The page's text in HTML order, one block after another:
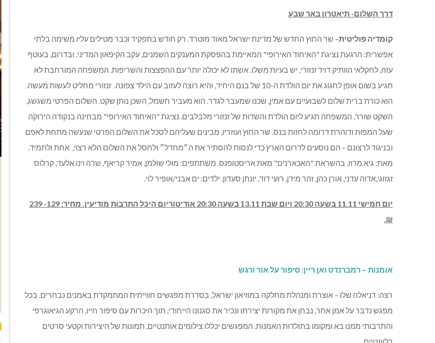
דרך השלום- תיאטרון באר שבע
קומדיה פוליטית– שר החוץ החדש של מדינת ישראל מאוד מוטרד. רק חודש בתפקיד וכבר מטילים עליו משימה בלתי
אפשרית: הרגעת נציגת "האיחוד האירופי" המאיימת בהפסקת המענקים השמנים, עקב הקיפאון המדיני. ובדרום, בעוטף
עזה, לחקלאי הוותיק דויד זנזורי, יש בעיות משלו. אשתו לא יכולה יותר עם ההפצצות והשריפות. המשפחה המורחבת לא
תגיע בשום אופן לחגוג את יום הולדת ה-10 של בנם היחיד, והיא רוצה לעזוב עם הילד צפונה. זנזורי מחליט לעשות מעשה.
הוא כורת ברית שלום לשבועיים עם אמין, שכנו שמעבר לגדר. הוא מעביר חשמל, השכן נותן שקט. השלום הפרטי משגשג,
השקט שורר, המשפחה תגיע ליום הולדת והשדות של זנזורי מלבלבים. נציגת "האיחוד האירופי" מבחינה בנקודה הירוקה
שעל המפות ודוהרת דרומה לחזות בנס. שר החוץ ועוזריו, מבינים שעליהם לסכל את השלום הפרטי שנעשה מתחת לאפם
ובניגוד לרצונם – הם נוסעים לדרום הארץ כדי לנסות להסתיר את ה״מחדל״ ולחסל את השלום הלא רצוי, אחת ולתמיד.
מאת: גיא מרוז, בהשראת "האכארנים" מאת אריסטופנס. משתתפים: מולי שולמן, אמיר קריאף, שרה וינו אלעד, קרלוס
זגזוגי,אדוה עדני, אורן כהן, זהר מידן, רועי דוד, יונתן סעדון. ילדים: ים אבני/אופיר לוי.
יום חמישי 11.11 בשעה 20:30
ויום שבת 13.11 בשעה 20:30 אודיטוריום היכל התרבות מודיעין. מחיר: 129- 239
₪.
אומנות – רמברנדט ואן ריין: סיפור על אור ורגש
רצה: דניאלה שלו – אוצרת ומנהלת מחלקה במוזיאון ישראל, בסדרת מפגשים חווייתית המתמקדת באמנים נבחרים. בכל
מפגש נדבר על אמן אחר, נבחן את מקורות יצירתו ונכיר את סגנונו הייחודי, תוך היכרות עם סיפור חייו, הרקע הגיאוגרפי
והתרבותי ממנו בא ומקומו בתולדות האמנות. המפגשים יכללו צילומים אותנטיים, תמונות של היצירות וקטעי סרטים